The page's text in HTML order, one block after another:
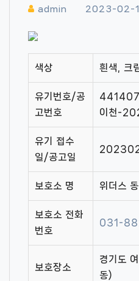
admin 2023-02-
색상 흰색, 크
유기번호/공
고번호
이천-
유기 접수
일/공고일
보호소 명 위더스
보호소 전화
번호
031-
보호장소
경기도
동)